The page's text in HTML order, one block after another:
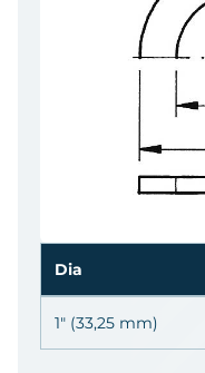
Dia
1" (33,25 mm)